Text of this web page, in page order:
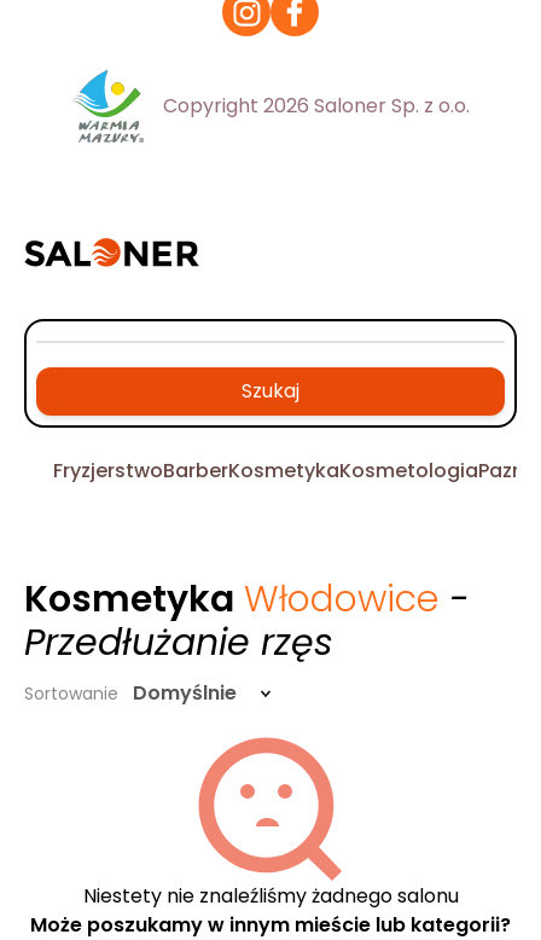
Copyright 2026 Saloner Sp. z o.o.
Szukaj
FryzjerstwoBarberKosmetykaKosmetologia
Kosmetyka Włodowice -
Przedłużanie rzęs
Sortowanie Domyślnie
Niestety nie znaleźliśmy żadnego salonu
Może poszukamy w innym mieście lub kategorii?